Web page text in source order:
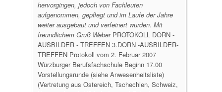
hervorgingen, jedoch von Fachleuten
aufgenommen, gepflegt und im Laufe der Jahre
weiter ausgebaut und verfeinert wurden. Mit
freundlichem Gruß WeberPROTOKOLL DORN -
AUSBILDER - TREFFEN 3.DORN -AUSBILDER-
TREFFEN Protokoll vom 2. Februar 2007
Würzburger Berufsfachschule Beginn 17.00
Vorstellungsrunde (siehe Anwesenheitsliste)
(Vertretung aus Ostereich, Tschechien, Schweiz,